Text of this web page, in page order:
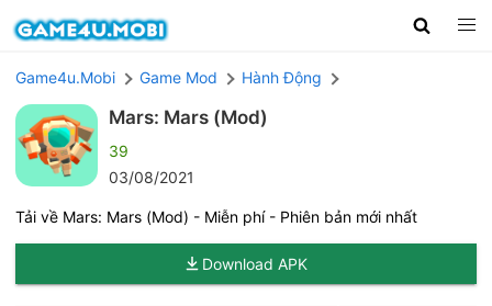
Game4u.Mobi Game Mod Hành Động
Mars: Mars (Mod)
39
03/08/2021
Tải về Mars: Mars (Mod) - Miễn phí - Phiên bản mới nhất
Download APK